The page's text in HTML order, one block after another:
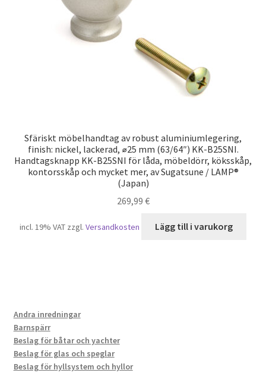
Sfäriskt möbelhandtag av robust aluminiumlegering,
finish: nickel, lackerad, ⌀25 mm (63/64″) KK-B25SNI.
Handtagsknapp KK-B25SNI för låda, möbeldörr, köksskåp,
kontorsskåp och mycket mer, av Sugatsune / LAMP®
(Japan)
269,99 €
incl. 19% VAT zzgl.Versandkosten Lägg till i varukorg
Andra inredningar
Barnspärr
Beslag för båtar och yachter
Beslag för glas och speglar
Beslag för hyllsystem och hyllor